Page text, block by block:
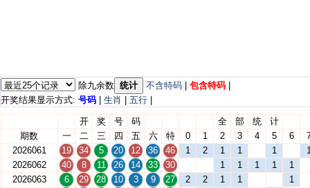
除九余数 统计 不含特码 包含特码
开奖结果显示方式: 号码 生肖 五行
开 奖 号 码 全 部 统
计
期数
一 二 三 四 五 六 特 0 1 2 3 4 5 6
2026061
19 34 5 20 12 36 46 1 2 1 1 1
2026062
40 8 11 26 14 33 30 1 1 1 1
1
2026063
6 29 28 10 3 9 27 2 2 1 1
1